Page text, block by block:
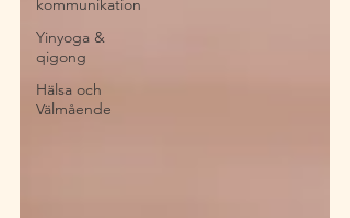
kommunikation
Yinyoga &
qigong
Hälsa och
Välmående